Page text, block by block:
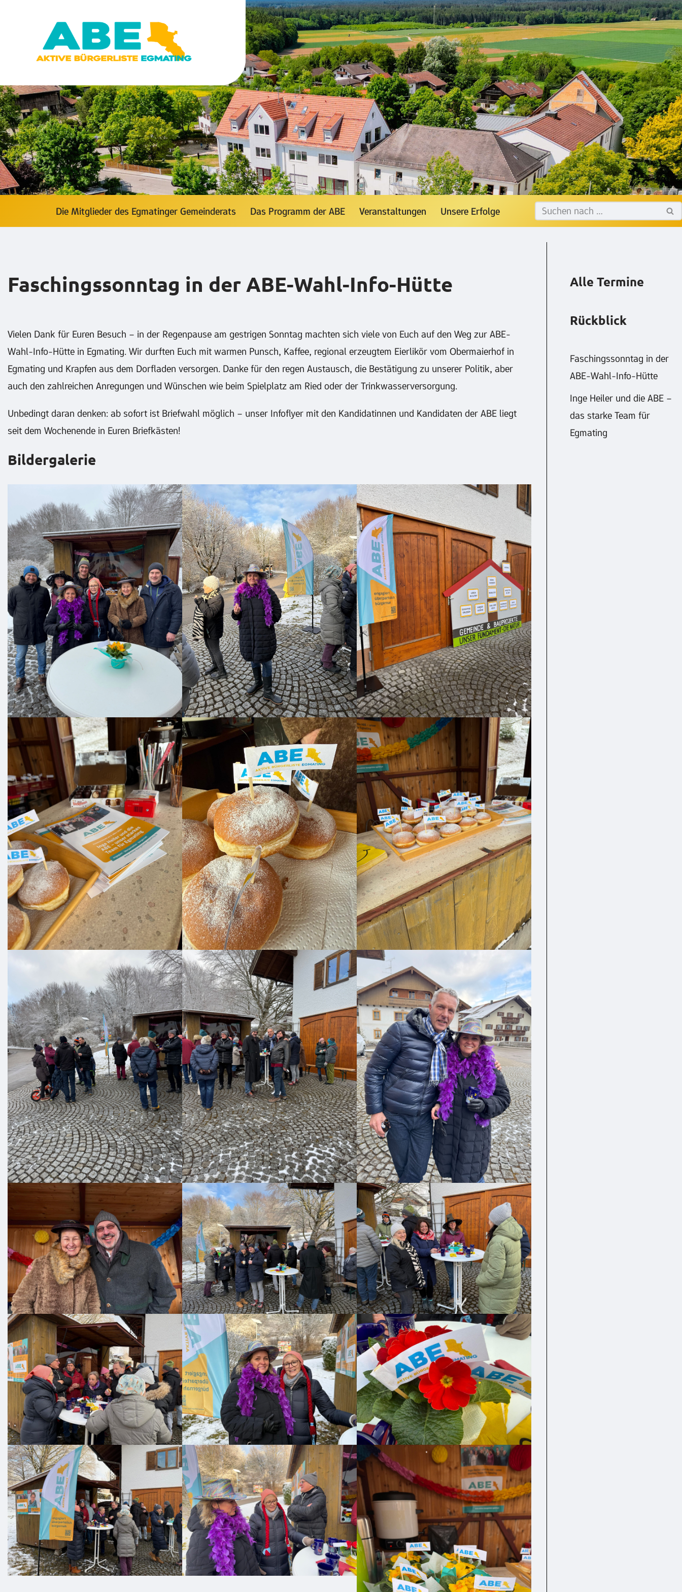
springen
Die Mitglieder des Egmatinger Gemeinderats Das Programm der ABE Veranstaltungen Unsere Erfolge
Faschingssonntag in der ABE-Wahl-Info-Hütte
Vielen Dank für Euren Besuch – in der Regenpause am gestrigen Sonntag machten sich viele von Euch auf den Weg zur ABE-
Wahl-Info-Hütte in Egmating. Wir durften Euch mit warmen Punsch, Kaffee, regional erzeugtem Eierlikör vom Obermaierhof in
Egmating und Krapfen aus dem Dorfladen versorgen. Danke für den regen Austausch, die Bestätigung zu unserer Politik, aber
auch den zahlreichen Anregungen und Wünschen wie beim Spielplatz am Ried oder der Trinkwasserversorgung.
Unbedingt daran denken: ab sofort ist Briefwahl möglich – unser Infoflyer mit den Kandidatinnen und Kandidaten der ABE liegt
seit dem Wochenende in Euren Briefkästen!
Bildergalerie
Alle Termine
Rückblick
Faschingssonntag in der
ABE-Wahl-Info-Hütte
Inge Heiler und die ABE –
das starke Team für
Egmating